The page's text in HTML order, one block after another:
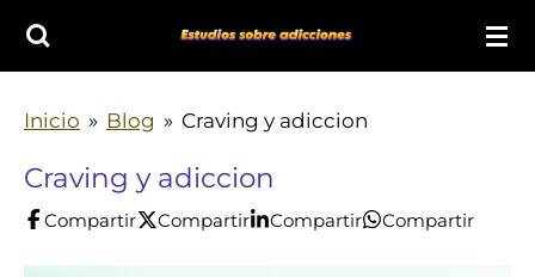
al
Inicio » Blog » Craving y adiccion
Craving y adiccion
Compartir Compartir Compartir Compartir